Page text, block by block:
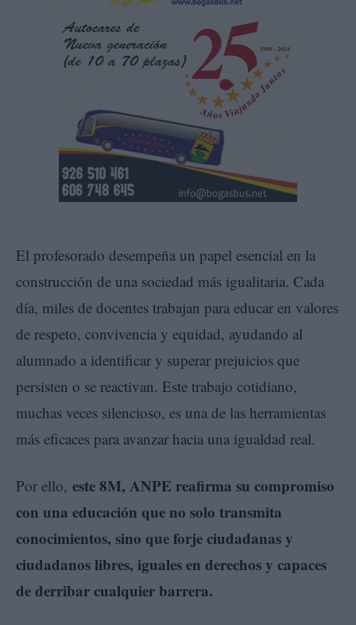
El profesorado desempeña un papel esencial en la
construcción de una sociedad más igualitaria. Cada
día, miles de docentes trabajan para educar en valores
de respeto, convivencia y equidad, ayudando al
alumnado a identificar y superar prejuicios que
persisten o se reactivan. Este trabajo cotidiano,
muchas veces silencioso, es una de las herramientas
más eficaces para avanzar hacia una igualdad real.
Por ello, este 8M, ANPE reafirma su compromiso
con una educación que no solo transmita
conocimientos, sino que forje ciudadanas y
ciudadanos libres, iguales en derechos y capaces
de derribar cualquier barrera.